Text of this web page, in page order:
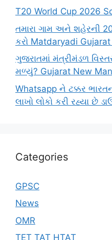
T20 World Cup 2026
તમારા ગામ અને શહેરની
કરો Matdaryadi
ગુજરાતમાં મંત્રીમંડળ
મળ્યું? Gujarat New
Whatsapp ને ટક્કર
લાખો લોકો કરી રહ્યા છે
Categories
GPSC
News
OMR
TET TAT HTAT